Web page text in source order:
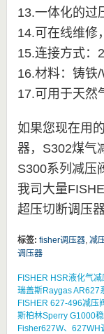
13.一体化的过
14.可在线维修
15.连接方式：
16.材料：铸铁/
17.可用于天然
如果您现在用
器，S302煤气
S300系列减压
我司大量
超压切断调压
标签: fisher调压器, 减
调压器
FISHER HSR液化气减
瑞盖斯Raygas AR627
FISHER 627-496减压
斯柏林Sperry G1000
Fisher627W、627WH